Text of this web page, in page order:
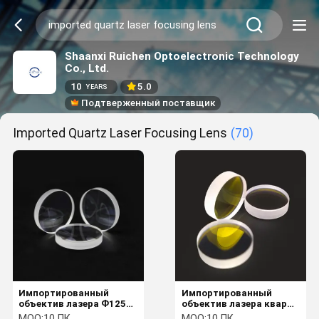
Shaanxi Ruichen Optoelectronic Technology
Co., Ltd.
10 YEARS
5.0
Подтверженный поставщик
Imported Quartz Laser Focusing Lens (70)
Импортированный
объектив лазера Ф125
кварца 38.1мм
Импортированный
объектив лазера кварца
15КВ ФЛ 50/-50 15мм